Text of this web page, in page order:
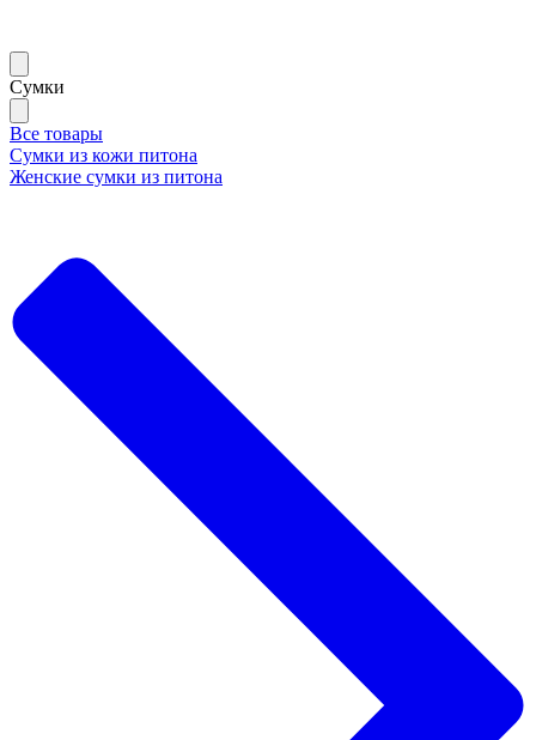
Сумки
Все товары
Сумки из кожи питона
Женские сумки из питона